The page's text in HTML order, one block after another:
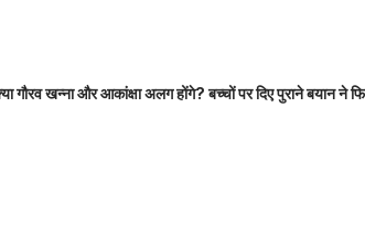
गौरव खन्ना और आकांक्षा अलग होंगे? बच्चों पर दिए पुराने बयान ने